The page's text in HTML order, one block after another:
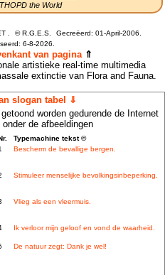
the World
. ©R.G.E.S.
Gecreëerd: 01-April-2006.
6-8-2026.
van pagina⇑
artistieke real-time multimedia
extinctie van Flora and Fauna.
slogan tabel ⇓
worden gedurende de Internet
de afbeeldingen
Typemachine tekst ©
Bescherm de bevallige bergen.
Stimuleer menselijke bevolkingsinbeperking.
Vlieg als een vleermuis.
Ik verloor mijn geloof en vond de waarheid.
De natuur zegt: Dank je wel!